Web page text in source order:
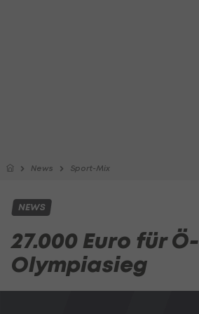
News Sport-Mix
NEWS
27.000 Euro für Ö-
Olympiasieg